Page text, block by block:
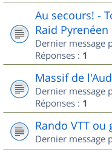
Au secours! -
Raid Pyrenéen
Dernier message
Réponses : 1
Massif de
Dernier message
Réponses : 1
Rando VTT
Dernier message